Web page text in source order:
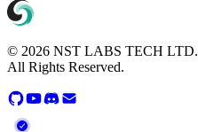
© 2026 NST LABS TECH LTD.
All Rights Reserved.